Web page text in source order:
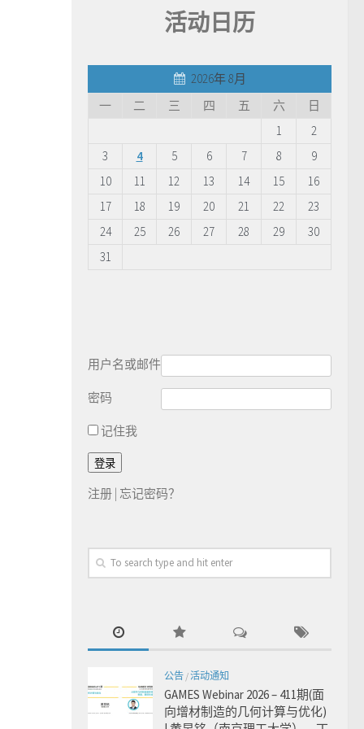
活动日历
2026年 8月
一
二 三 四 五 六
日
1
2
3
4 5 6 7 8
9
10
11 12 13 14 15
16
17
18 19 20 21 22
23
24
25 26 27 28 29
30
31
用户名或邮件
密码
记住我
注册 | 忘记密码？
公告 /活动通知
GAMES Webinar 2026 – 411期(面
向增材制造的几何计算与优化)